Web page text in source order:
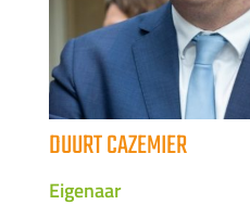
DUURT CAZEMIER
Eigenaar